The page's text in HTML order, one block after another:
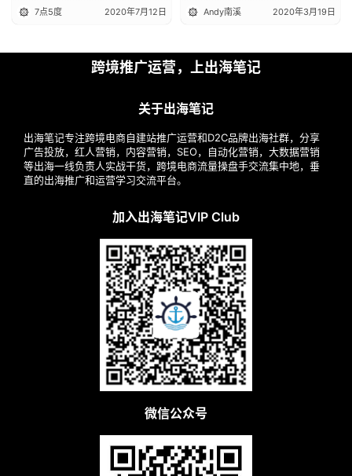
执政党；新加坡流媒体平台
7点5度 2020年7月12日 Andy南溪 2020年3月19日
跨境推广运营，上出海笔记
关于出海笔记
出海笔记专注跨境电商自建站推广运营和D2C品牌出海社群，分享
广告投放，红人营销，内容营销，SEO，自动化营销，大数据营销
等出海一线负责人实战干货，跨境电商流量操盘手交流集中地，垂
直的出海推广和运营学习交流平台。
加入出海笔记VIP Club
微信公众号